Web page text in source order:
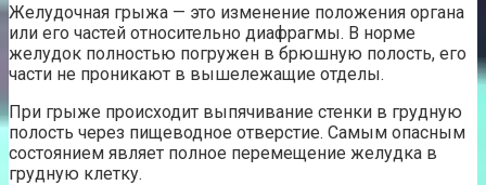
Желудочная грыжа — это изменение положения органа
или его частей относительно диафрагмы. В норме
желудок полностью погружен в брюшную полость, его
части не проникают в вышележащие отделы.
При грыже происходит выпячивание стенки в грудную
полость через пищеводное отверстие. Самым опасным
состоянием являет полное перемещение желудка в
грудную клетку.